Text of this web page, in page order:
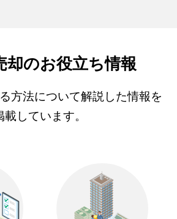
却のお役立ち情報
方法について解説した情報を
載しています。